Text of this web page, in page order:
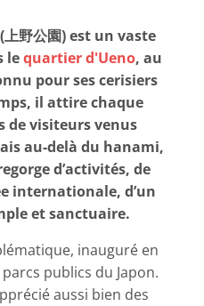
野公園) est un vaste
lequartier d'Ueno, au
pour ses cerisiers
il attire chaque
de visiteurs venus
au-delà du hanami,
d’activités, de
internationale, d’un
et sanctuaire.
inauguré en
publics du Japon.
aussi bien des